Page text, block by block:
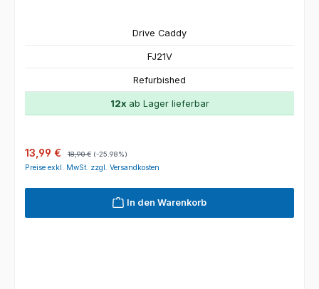
Drive Caddy
FJ21V
Refurbished
12xab Lager lieferbar
Verkaufspreis:
13,99 € 18,90 € (-25.98%)
Preise exkl. MwSt. zzgl. Versandkosten
In den Warenkorb